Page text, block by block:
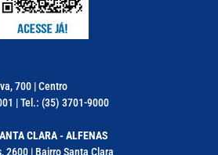
700 | Centro
| Tel.: (35) 3701-9000
CLARA - ALFENAS
2600 | Bairro Santa Clara